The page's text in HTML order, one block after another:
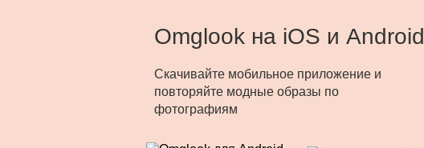
Omglook на iOS и Android
Скачивайте мобильное приложение и
повторяйте модные образы по
фотографиям